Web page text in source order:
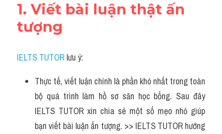
1. Viết bài luận thật ấn
tượng
IELTS TUTOR lưu ý:
Thực tế, viết luận chính là phần khó nhất trong toàn
bộ quá trình làm hồ sơ săn học bổng. Sau đây
IELTS TUTOR xin chia sẻ một số mẹo nhỏ giúp
bạn viết bài luận ấn tượng. >> IELTS TUTOR hướng